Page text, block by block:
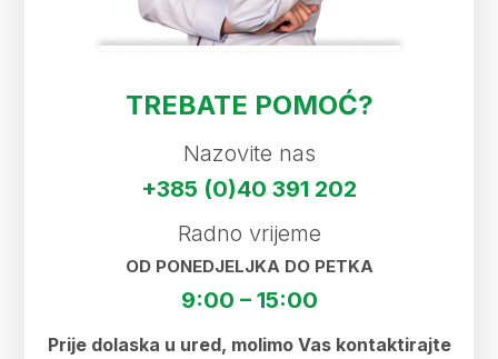
TREBATE POMOĆ?
Nazovite nas
+385 (0)40 391 202
Radno vrijeme
OD PONEDJELJKA DO PETKA
9:00 – 15:00
Prije dolaska u ured, molimo Vas kontaktirajte